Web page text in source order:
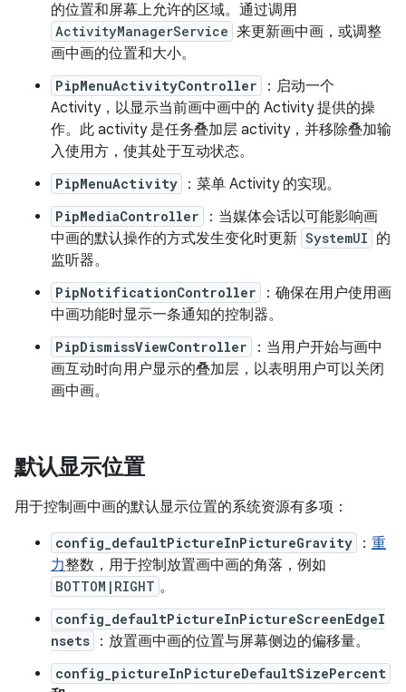
的位置和屏幕上允许的区域。通过调用
ActivityManagerService 来更新画中画，或调整
画中画的位置和大小。
PipMenuActivityController
：启动一个
Activity，以显示当前画中画中的 Activity 提供的操
作。此 activity 是任务叠加层 activity，并移除叠加输
入使用方，使其处于互动状态。
PipMenuActivity ：菜单 Activity 的实现。
PipMediaController
：当媒体会话以可能影响画
中画的默认操作的方式发生变化时更新 SystemUI 的
监听器。
PipNotificationController
：确保在用户使用画
中画功能时显示一条通知的控制器。
PipDismissViewController
：当用户开始与画中
画互动时向用户显示的叠加层，以表明用户可以关闭
画中画。
默认显示位置
用于控制画中画的默认显示位置的系统资源有多项：
config_defaultPictureInPictureGravity ： 重
力整数，用于控制放置画中画的角落，例如
BOTTOM|RIGHT 。
config_defaultPictureInPictureScreenEdgeI
nsets
：放置画中画的位置与屏幕侧边的偏移量。
config_pictureInPictureDefaultSizePercent